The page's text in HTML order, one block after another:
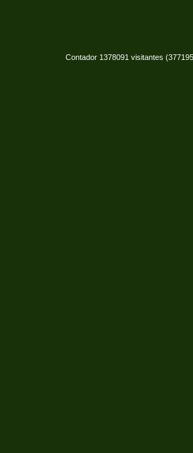
Contador 1378091 visitantes